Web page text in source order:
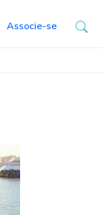
Associe-se